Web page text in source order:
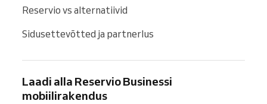
Reservio vs alternatiivid
Sidusettevõtted ja partnerlus
Laadi alla Reservio Businessi
mobiilirakendus